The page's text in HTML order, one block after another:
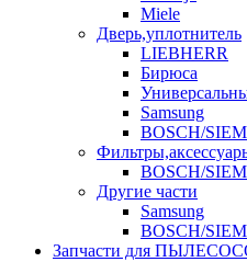
Miele
Дверь,уплотнитель
LIEBHERR
Бирюса
Samsung
BOSCH/
BOSCH/
Другие части
Samsung
BOSCH/
Запчасти для